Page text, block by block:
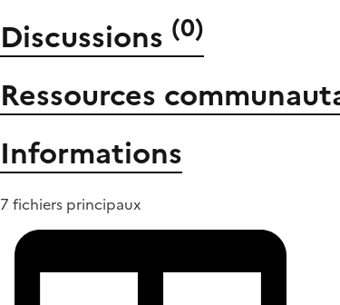
Discussions (0)
Ressources
Informations
7 fichiers principaux